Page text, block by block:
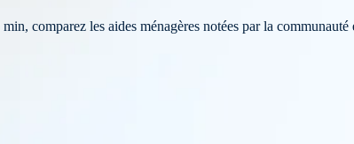
comparez les aides ménagères notées par la communauté